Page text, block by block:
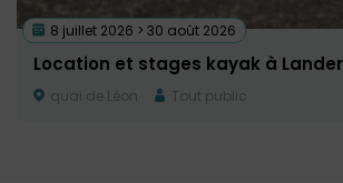
8 juillet 2026 > 30 août 2026
Location et stages kayak à
quai de Léon Tout public